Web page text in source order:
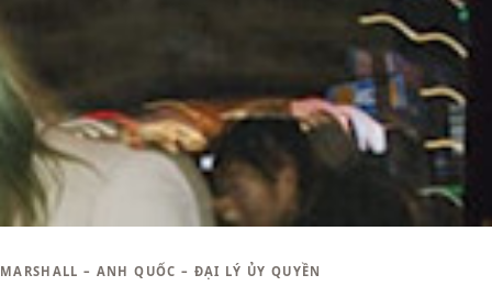
MARSHALL – ANH QUỐC – ĐẠI LÝ ỦY QUYỀN